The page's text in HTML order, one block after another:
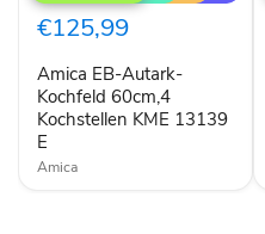
Kochfeld
60cm,4
KME
13139
E
€125,99
Amica EB-Autark-
Kochfeld 60cm,4
Kochstellen KME 13139
E
Amica